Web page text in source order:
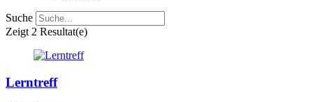
Suche
Zeigt 2 Resultat(e)
Lerntreff